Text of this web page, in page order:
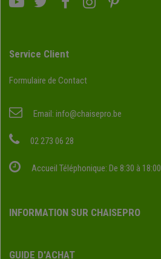
Service Client
Formulaire de Contact
Email: info@chaisepro.be
02 273 06 28
Accueil Téléphonique: De 8:30 à 18:00
INFORMATION SUR CHAISEPRO
GUIDE D'ACHAT